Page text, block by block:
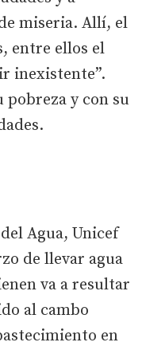
miseria. Allí, el
entre ellos el
inexistente”.
pobreza y con su
Agua, Unicef
de llevar agua
va a resultar
al cambo
en